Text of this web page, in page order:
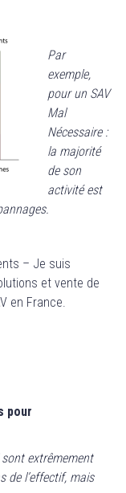
Par
exemple,
pour un SAV
Mal
Nécessaire :
la majorité
de son
activité est
– Je suis
et vente de
en France.
pour
extrêmement
de l’effectif, mais